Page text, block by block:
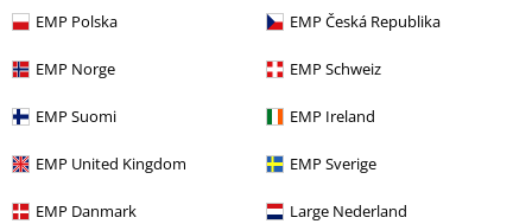
EMP Polska EMP Česká Republika
EMP Norge EMP Schweiz
EMP Suomi EMP Ireland
EMP United Kingdom EMP Sverige
EMP Danmark Large Nederland
% Plus Size
Kč 5.979,00
Kabát Interstellar
Kabáty
Exkluzivní Novinky
Kč 819,00
Tričko Essential se šněrováním
Black Premium by EMP